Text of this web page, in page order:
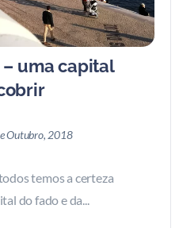
– uma capital
Outubro, 2018
temos a certeza
do fado e da...